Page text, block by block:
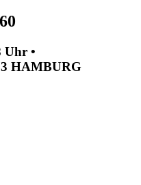
Uhr •
HAMBURG